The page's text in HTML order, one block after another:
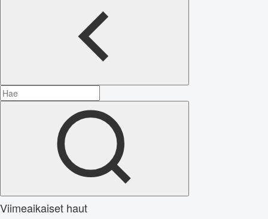
Viimeaikaiset haut